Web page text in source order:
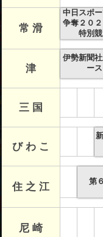
常 滑
中日スポ
争奪２０
特別
津
伊勢新聞
ース
三 国
び わ こ
住 之 江 第
尼 崎